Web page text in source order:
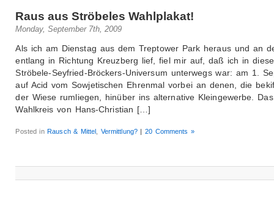
Raus aus Ströbeles Wahlplakat!
Monday, September 7th, 2009
Als ich am Dienstag aus dem Treptower Park heraus und an
entlang in Richtung Kreuzberg lief, fiel mir auf, daß ich in
Ströbele-Seyfried-Bröckers-Universum unterwegs war: am 1.
auf Acid vom Sowjetischen Ehrenmal vorbei an denen, die
der Wiese rumliegen, hinüber ins alternative Kleingewerbe.
Wahlkreis von Hans-Christian […]
Posted inRausch & Mittel Vermittlung? | 20 Comments »